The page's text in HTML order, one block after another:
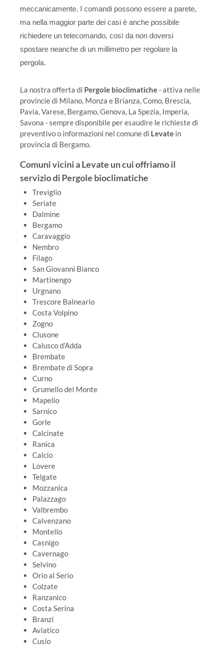
meccanicamente. I comandi possono essere a parete,
ma nella maggior parte dei casi è anche possibile
richiedere un telecomando, così da non doversi
spostare neanche di un millimetro per regolare la
pergola.
La nostra offerta di Pergole bioclimatiche- attiva nelle
provincie di Milano, Monza e Brianza, Como, Brescia,
Pavia, Varese, Bergamo, Genova, La Spezia, Imperia,
Savona - sempre disponibile per esaudire le richieste di
preventivo o informazioni nel comune di Levate in
provincia di Bergamo.
Comuni vicini a Levate un cui offriamo il
servizio di Pergole bioclimatiche
Treviglio
Seriate
Dalmine
Bergamo
Caravaggio
Nembro
Filago
San Giovanni Bianco
Martinengo
Urgnano
Trescore Balneario
Costa Volpino
Zogno
Clusone
Calusco d'Adda
Brembate
Brembate di Sopra
Curno
Grumello del Monte
Mapello
Sarnico
Gorle
Calcinate
Ranica
Calcio
Lovere
Telgate
Mozzanica
Palazzago
Valbrembo
Calvenzano
Montello
Casnigo
Cavernago
Selvino
Orio al Serio
Colzate
Ranzanico
Costa Serina
Branzi
Aviatico
Cusio